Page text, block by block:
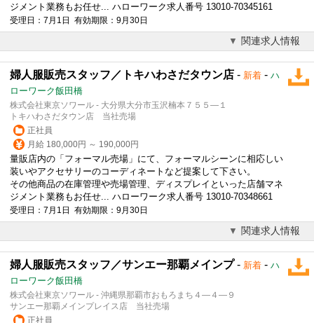
ジメント業務もお任せ... ハローワーク求人番号 13010-70345161
受理日：7月1日 有効期限：9月30日
関連求人情報
婦人服販売スタッフ／トキハわさだタウン店 - 新着 - ハ
ローワーク飯田橋
株式会社東京ソワール - 大分県大分市玉沢楠本７５５―１
トキハわさだタウン店 当社売場
正社員
月給 180,000円 ～ 190,000円
量販店内の「フォーマル売場」にて、フォーマルシーンに相応しい
装いやアクセサリーのコーディネートなど提案して下さい。
その他商品の在庫管理や売場管理、ディスプレイといった店舗マネ
ジメント業務もお任せ... ハローワーク求人番号 13010-70348661
受理日：7月1日 有効期限：9月30日
関連求人情報
婦人服販売スタッフ／サンエー那覇メインプ- 新着 - ハ
ローワーク飯田橋
株式会社東京ソワール - 沖縄県那覇市おもろまち４―４―９
サンエー那覇メインプレイス店 当社売場
正社員